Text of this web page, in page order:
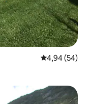
Évaluation
4,94 (54)